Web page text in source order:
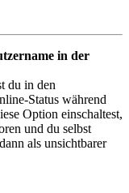
in der
du in den
Status während
Option einschaltest,
und du selbst
als unsichtbarer